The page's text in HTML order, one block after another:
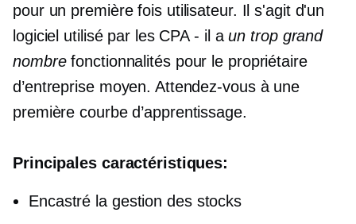
pour un première foisutilisateur. Il s'agit d'un
logiciel utilisé par les CPA - il aun trop grand
nombrefonctionnalités pour le propriétaire
d’entreprise moyen. Attendez-vous à une
première courbe d’apprentissage.
Principales caractéristiques:
Encastré la gestion des stocks